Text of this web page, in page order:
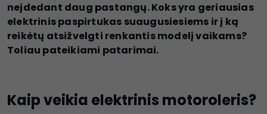
neįdedant daug pastangų. Koks yra geriausias
elektrinis paspirtukas suaugusiesiems ir į ką
reikėtų atsižvelgti renkantis modelį vaikams?
Toliau pateikiami patarimai.
Kaip veikia elektrinis motoroleris?